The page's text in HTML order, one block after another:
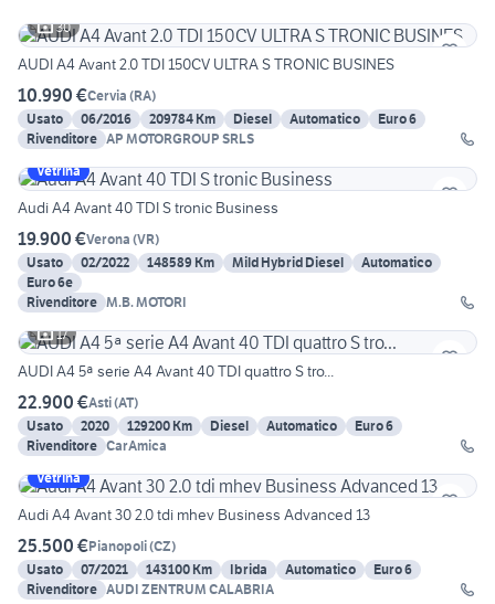
30
AUDI A4 Avant 2.0 TDI 150CV ULTRA S TRONIC BUSINES
10.990 €Cervia (RA)
Usato
06/2016 209784 Km Diesel Automatico
Euro 6
Rivenditore AP MOTORGROUP SRLS
Vetrina
Audi A4 Avant 40 TDI S tronic Business
19.900 €Verona (VR)
Usato
02/2022 148589 Km Mild Hybrid Diesel
Automatico
Euro 6e
Rivenditore M.B. MOTORI
17
AUDI A4 5ª serie A4 Avant 40 TDI quattro S tro...
22.900 €Asti(AT)
Usato
2020 129200 Km Diesel Automatico
Euro 6
Rivenditore CarAmica
Vetrina
Audi A4 Avant 30 2.0 tdi mhev Business Advanced 13
25.500 €Pianopoli(CZ)
Usato
07/2021 143100 Km Ibrida Automatico
Euro 6
Rivenditore AUDI ZENTRUM CALABRIA